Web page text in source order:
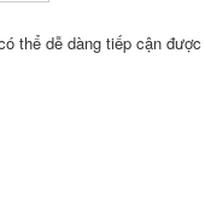
thể dễ dàng tiếp cận